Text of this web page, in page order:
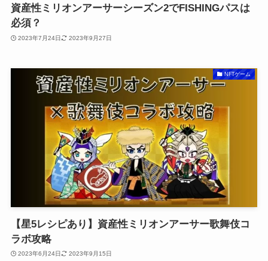
資産性ミリオンアーサーシーズン2でFISHINGパスは
必須？
2023年7月24日 2023年9月27日
NFTゲーム
【星5レシピあり】資産性ミリオンアーサー歌舞伎コ
ラボ攻略
2023年6月24日 2023年9月15日